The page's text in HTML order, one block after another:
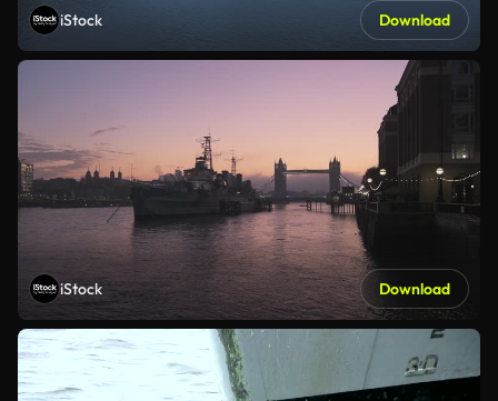
iStock Download
iStock Download